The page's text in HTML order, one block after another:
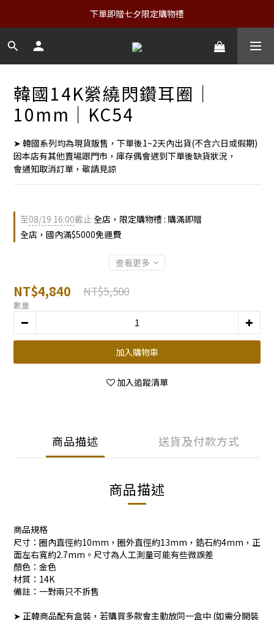
下單即贈七夕限定購物禮
韓國14K縈繞閃鑽耳圈｜
10mm｜KC54
➤ 韓國系列均為現貨販售，下單後1~2天內出貨(不含六日或假期)
因本店有其他賣場跟門市，庫存偶會遇到下單後缺貨狀況，
會通知取消訂單，敬請見諒
至08/19 16:00截止全店，限定購物禮 : 購滿即贈
全店，國內滿$5000免運費
查看更多
NT$4,840 NT$5,500
數量
加入購物車
加入追蹤清單
商品描述 送貨及付款方式
商品描述
商品規格
尺寸：圈內直徑約10mm，圈外直徑約13mm，鋯石約4mm，正
面左右寬約2.7mm。尺寸為人工測量可能有些微誤差
顏色：金色
材質：14K
備註：一對兩只不拆售
➤ 正韓商品配有盒裝，若購買多款會主動放同一盒中 (如需分開裝